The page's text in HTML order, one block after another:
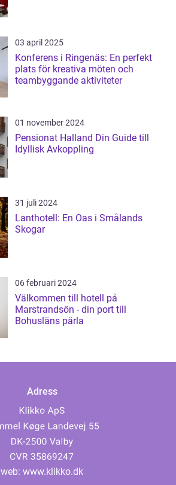
03 april 2025
Konferens i Ringenäs: En perfekt
plats för kreativa möten och
teambyggande aktiviteter
01 november 2024
Pensionat Halland Din Guide till
Idyllisk Avkoppling
31 juli 2024
Lanthotell: En Oas i Smålands
Skogar
06 februari 2024
Välkommen till hotell på
Marstrandsön - din port till
Bohusläns pärla
Adress
web: www.klikko.dk